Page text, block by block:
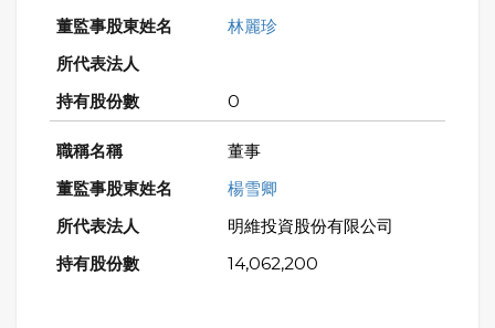
林麗珍
0
董事
楊雪卿
明維投資股份有限公司
14,062,200